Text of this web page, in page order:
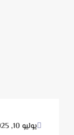
يوليو 10, 2025